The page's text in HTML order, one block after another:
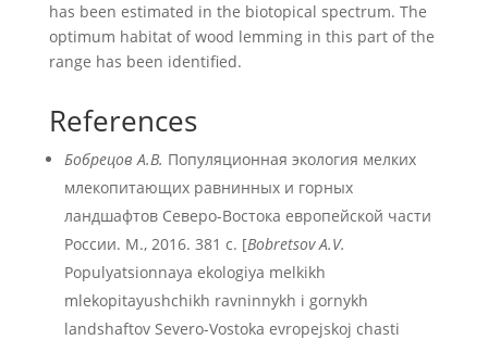
has been estimated in the biotopical spectrum. The
optimum habitat of wood lemming in this part of the
range has been identified.
References
Бобрецов А.В. Популяционная экология мелких
млекопитающих равнинных и горных
ландшафтов Северо-Востока европейской части
России. М., 2016. 381 с. [Bobretsov A.V.
Populyatsionnaya ekologiya melkikh
mlekopitayushchikh ravninnykh i gornykh
landshaftov Severo-Vostoka evropejskoj chasti